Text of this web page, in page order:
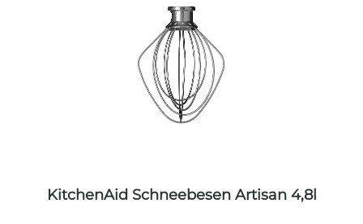
KitchenAid Schneebesen Artisan 4,8l